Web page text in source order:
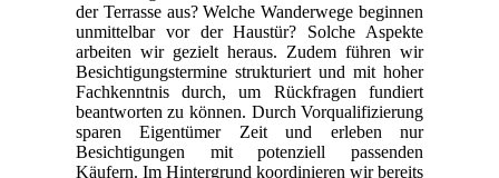
der Terrasse aus? Welche Wanderwege beginnen
unmittelbar vor der Haustür? Solche Aspekte
arbeiten wir gezielt heraus. Zudem führen wir
Besichtigungstermine strukturiert und mit hoher
Fachkenntnis durch, um Rückfragen fundiert
beantworten zu können. Durch Vorqualifizierung
sparen Eigentümer Zeit und erleben nur
Besichtigungen mit potenziell passenden
Käufern. Im Hintergrund koordinieren wir bereits